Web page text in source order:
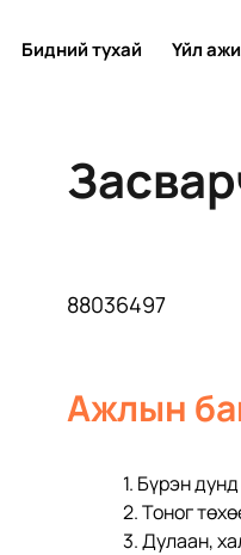
Бидний тухай Үйл
88036497
Ажлын
1. Бүрэн
2. Тоног
3. Дулаан,